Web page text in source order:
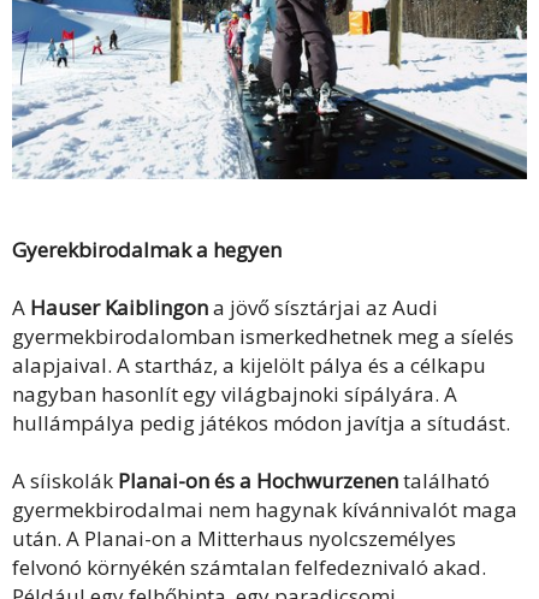
Gyerekbirodalmak a hegyen
A Hauser Kaiblingona jövő sísztárjai az Audi
gyermekbirodalomban ismerkedhetnek meg a síelés
alapjaival. A startház, a kijelölt pálya és a célkapu
nagyban hasonlít egy világbajnoki sípályára. A
hullámpálya pedig játékos módon javítja a sítudást.
A síiskolák Planai-on és a Hochwurzenentalálható
gyermekbirodalmai nem hagynak kívánnivalót maga
után. A Planai-on a Mitterhaus nyolcszemélyes
felvonó környékén számtalan felfedeznivaló akad.